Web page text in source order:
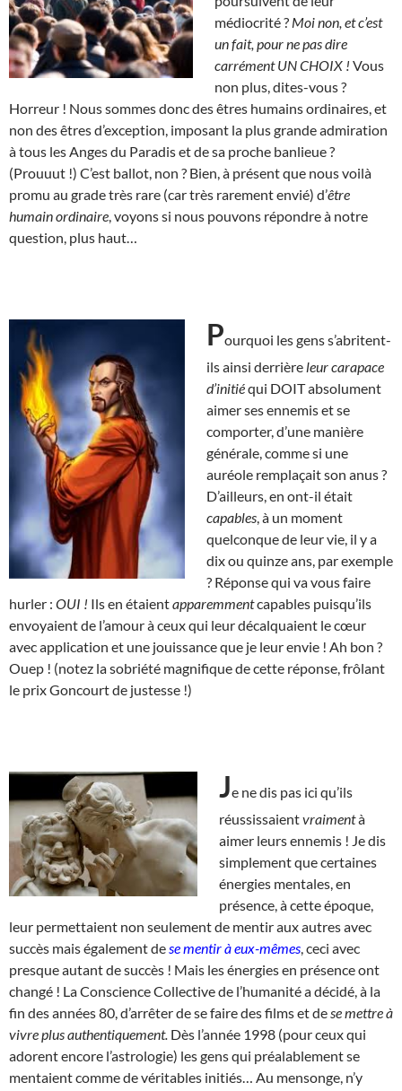
médiocrité ? Moi non, et c’est
un fait, pour ne pas dire
carrément UN CHOIX ! Vous
non plus, dites-vous ?
Horreur ! Nous sommes donc des êtres humains ordinaires, et
non des êtres d’exception, imposant la plus grande admiration
à tous les Anges du Paradis et de sa proche banlieue ?
(Prouuut !) C’est ballot, non ? Bien, à présent que nous voilà
promu au grade très rare (car très rarement envié) d’être
humain ordinaire , voyons si nous pouvons répondre à notre
question, plus haut…
Pourquoi les gens s’abritent-
ils ainsi derrière leur carapace
d’initiéqui DOIT absolument
aimer ses ennemis et se
comporter, d’une manière
générale, comme si une
auréole remplaçait son anus ?
D’ailleurs, en ont-il était
capables , à un moment
quelconque de leur vie, il y a
dix ou quinze ans, par exemple
? Réponse qui va vous faire
hurler : OUI ! Ils en étaientapparemmentcapables puisqu’ils
envoyaient de l’amour à ceux qui leur décalquaient le cœur
avec application et une jouissance que je leur envie ! Ah bon ?
Ouep ! (notez la sobriété magnifique de cette réponse, frôlant
le prix Goncourt de justesse !)
Je ne dis pas ici qu’ils
réussissaientvraimentà
aimer leurs ennemis ! Je dis
simplement que certaines
énergies mentales, en
présence, à cette époque,
leur permettaient non seulement de mentir aux autres avec
succès mais également de se mentir à eux-mêmes , ceci avec
presque autant de succès ! Mais les énergies en présence ont
changé ! La Conscience Collective de l’humanité a décidé, à la
fin des années 80, d’arrêter de se faire des films et de se mettre à
vivre plus authentiquement. Dès l’année 1998 (pour ceux qui
adorent encore l’astrologie) les gens qui préalablement se
mentaient comme de véritables initiés… Au mensonge, n’y